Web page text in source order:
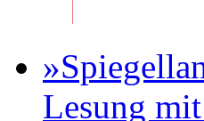
Lesung